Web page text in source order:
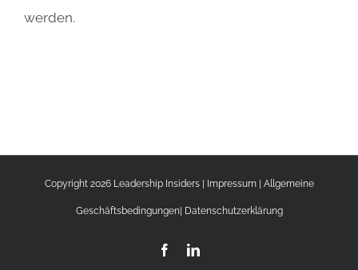
werden.
Copyright 2026 Leadership Insiders | Impressum| Allgemeine
Geschäftsbedingungen| Datenschutzerklärung
FacebookLinkedIn